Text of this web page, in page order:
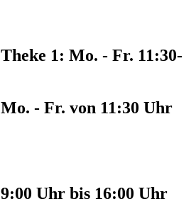
Theke 1: Mo. - Fr. 11:30-
Mo. - Fr. von 11:30 Uhr
9:00 Uhr bis 16:00 Uhr